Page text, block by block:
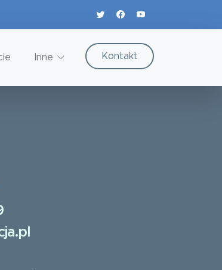
Inne Kontakt